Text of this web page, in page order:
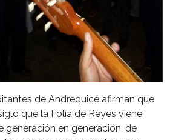
de Andrequicé afirman que
que la Folía de Reyes viene
generación en generación, de